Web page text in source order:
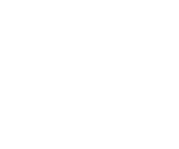
favor de
me